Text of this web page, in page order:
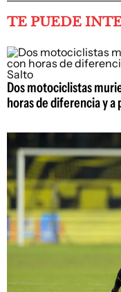
TE PUEDE
Dos motociclistas
horas de diferencia y